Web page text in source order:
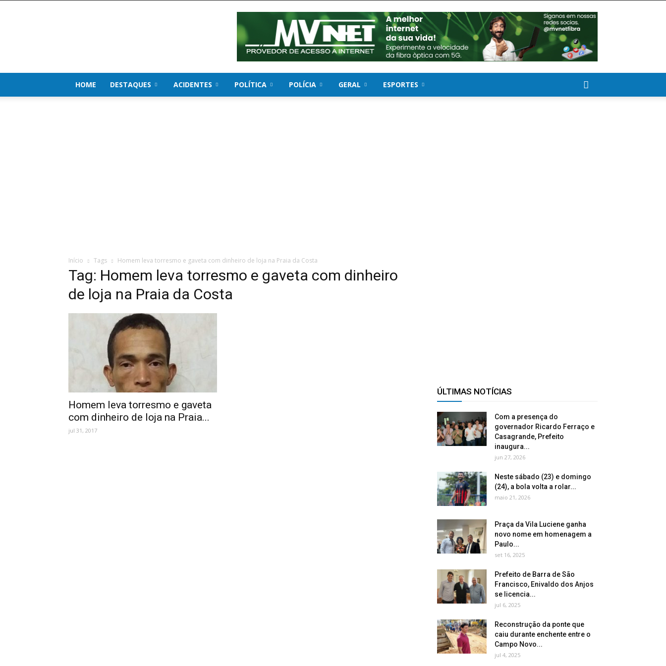
HOME DESTAQUES ACIDENTES POLÍTICA POLÍCIA GERAL ESPORTES
Início Tags Homem leva torresmo e gaveta com dinheiro de loja na Praia da Costa
Tag: Homem leva torresmo e gaveta com dinheiro
de loja na Praia da Costa
Homem leva torresmo e gaveta
com dinheiro de loja na Praia...
jul 31, 2017
ÚLTIMAS NOTÍCIAS
Com a presença do
governador Ricardo Ferraço e
Casagrande, Prefeito
inaugura...
jun 27, 2026
Neste sábado (23) e domingo
(24), a bola volta a rolar...
maio 21, 2026
Praça da Vila Luciene ganha
novo nome em homenagem a
Paulo...
set 16, 2025
Prefeito de Barra de São
Francisco, Enivaldo dos Anjos
se licencia...
jul 6, 2025
Reconstrução da ponte que
caiu durante enchente entre o
Campo Novo...
jul 4, 2025